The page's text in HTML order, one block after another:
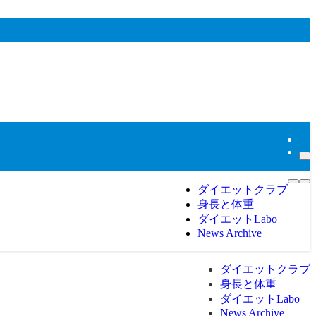
ダイエットクラブ
身長と体重
ダイエットLabo
News Archive
ダイエットクラブ
身長と体重
ダイエットLabo
News Archive